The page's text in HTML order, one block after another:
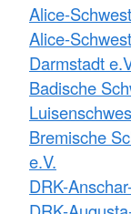
Alice-
Alice-
Darmstadt
Badische
Bremische
e.V.
DRK-